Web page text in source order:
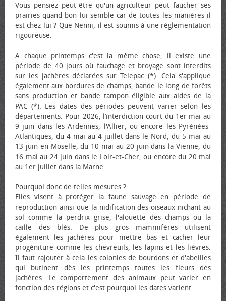
Vous pensiez peut-être qu'un agriculteur peut faucher ses
prairies quand bon lui semble car de toutes les manières il
est chez lui ? Que Nenni, il est soumis à une réglementation
rigoureuse.
A chaque printemps c'est la même chose, il existe une
période de 40 jours où fauchage et broyage sont interdits
sur les jachères déclarées sur Telepac (*). Cela s'applique
également aux bordures de champs, bande le long de forêts
sans production et bande tampon éligible aux aides de la
PAC (*). Les dates des périodes peuvent varier selon les
départements. Pour 2026, l’interdiction court du 1er mai au
9 juin dans les Ardennes, l'Allier, ou encore les Pyrénées-
Atlantiques, du 4 mai au 4 juillet dans le Nord, du 5 mai au
13 juin en Moselle, du 10 mai au 20 juin dans la Vienne, du
16 mai au 24 juin dans le Loir-et-Cher, ou encore du 20 mai
au 1er juillet dans la Marne.
Pourquoi donc de telles mesures ?
Elles visent à protéger la faune sauvage en période de
reproduction ainsi que la nidification des oiseaux nichant au
sol comme la perdrix grise, l'alouette des champs ou la
caille des blés. De plus gros mammifères utilisent
également les jachères pour mettre bas et cacher leur
progéniture comme les chevreuils, les lapins et les lièvres.
Il faut rajouter à cela les colonies de bourdons et d'abeilles
qui butinent dès les printemps toutes les fleurs des
jachères. Le comportement des animaux peut varier en
fonction des régions et c'est pourquoi les dates varient.